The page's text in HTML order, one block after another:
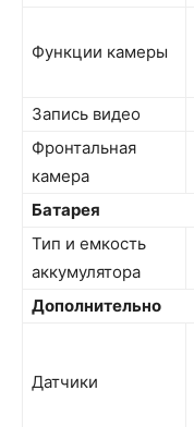
Функции камеры
Запись видео
Фронтальная
камера
Батарея
Тип и емкость
аккумулятора
Дополнительно
Датчики